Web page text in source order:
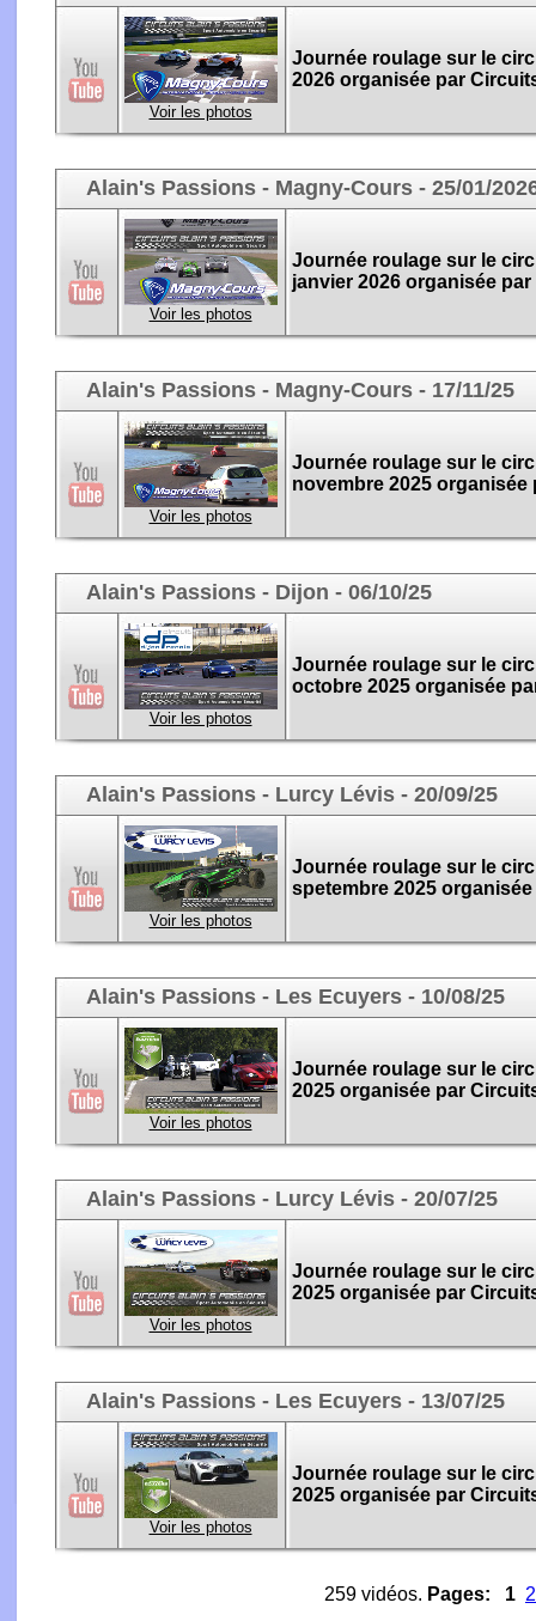
Voir les photos
Journée roulage sur le
2026 organisée par
Alain's Passions - Magny-Cours - 25/01/
Voir les photos
Journée roulage sur le
janvier 2026 organisée
Alain's Passions - Magny-Cours - 17/11/25
Voir les photos
Journée roulage sur le
novembre 2025
Alain's Passions - Dijon - 06/10/25
Voir les photos
Journée roulage sur le
octobre 2025 organisée
Alain's Passions - Lurcy Lévis - 20/09/25
Voir les photos
Journée roulage sur le
spetembre 2025
Alain's Passions - Les Ecuyers - 10/08/25
Voir les photos
Journée roulage sur le
2025 organisée par
Alain's Passions - Lurcy Lévis - 20/07/25
Voir les photos
Journée roulage sur le
2025 organisée par
Alain's Passions - Les Ecuyers - 13/07/25
Voir les photos
Journée roulage sur le
2025 organisée par
259 vidéos. Pages: 1 2